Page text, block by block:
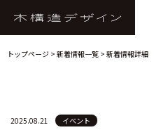
トップページ > 新着情報一覧 > 新着情報詳細
2025.08.21 イベント